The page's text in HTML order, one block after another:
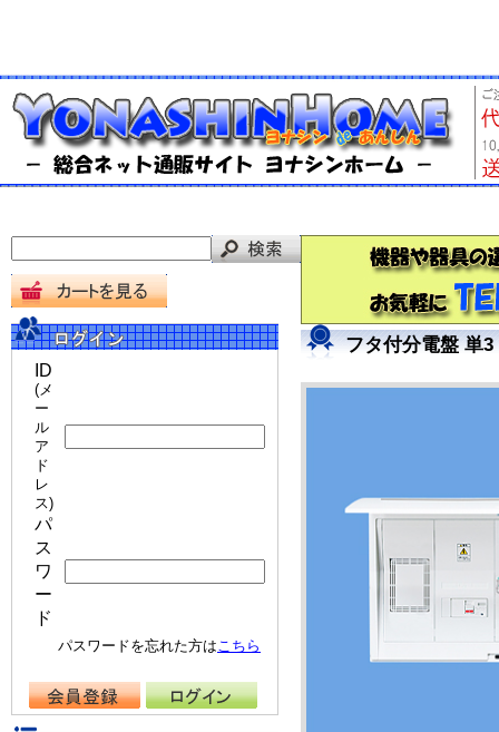
ID
(メ
ー
ル
ア
ド
レ
ス)
パ
ス
ワ
ー
ド
パスワードを忘れた方はこちら
フタ付分電盤 単